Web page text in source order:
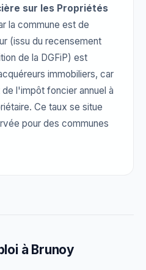
sur les Propriétés
la commune est de
(issu du recensement
de la DGFiP) est
immobiliers, car
l'impôt foncier annuel à
Ce taux se situe
pour des communes
à Brunoy